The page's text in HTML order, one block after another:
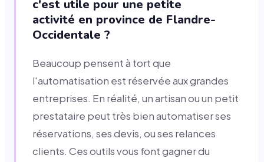
c'est utile pour une petite
activité en province de Flandre-
Occidentale ?
Beaucoup pensent à tort que
l'automatisation est réservée aux grandes
entreprises. En réalité, un artisan ou un petit
prestataire peut très bien automatiser ses
réservations, ses devis, ou ses relances
clients. Ces outils vous font gagner du